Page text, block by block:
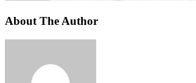
About The Author